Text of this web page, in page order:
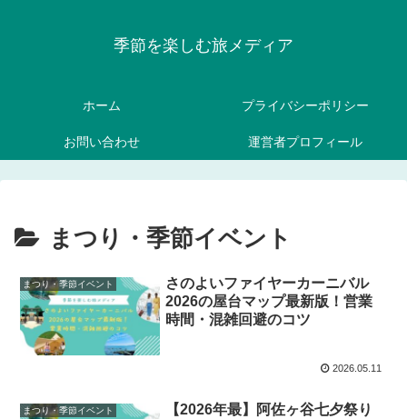
季節を楽しむ旅メディア
ホーム プライバシーポリシー
お問い合わせ 運営者プロフィール
まつり・季節イベント
まつり・季節イベント
さのよいファイヤーカーニバル
2026の屋台マップ最新版！営業
時間・混雑回避のコツ
2026.05.11
まつり・季節イベント
【2026年最】阿佐ヶ谷七夕祭り